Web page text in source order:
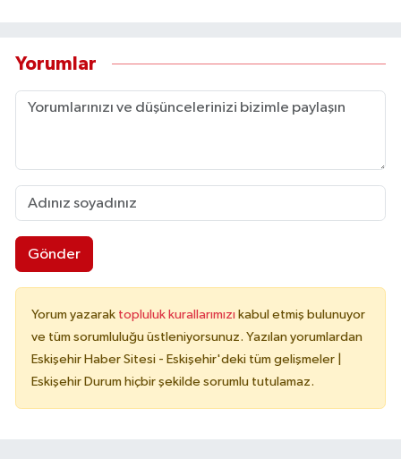
Yorumlar
Gönder
Yorum yazarak topluluk kurallarımızı kabul etmiş bulunuyor
ve tüm sorumluluğu üstleniyorsunuz. Yazılan yorumlardan
Eskişehir Haber Sitesi - Eskişehir'deki tüm gelişmeler |
Eskişehir Durum hiçbir şekilde sorumlu tutulamaz.